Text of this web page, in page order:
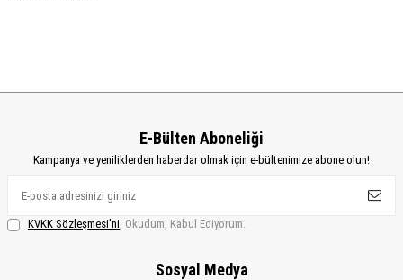
E-Bülten Aboneliği
Kampanya ve yeniliklerden haberdar olmak için e-bültenimize abone olun!
KVKK Sözleşmesi'ni, Okudum, Kabul Ediyorum.
Sosyal Medya